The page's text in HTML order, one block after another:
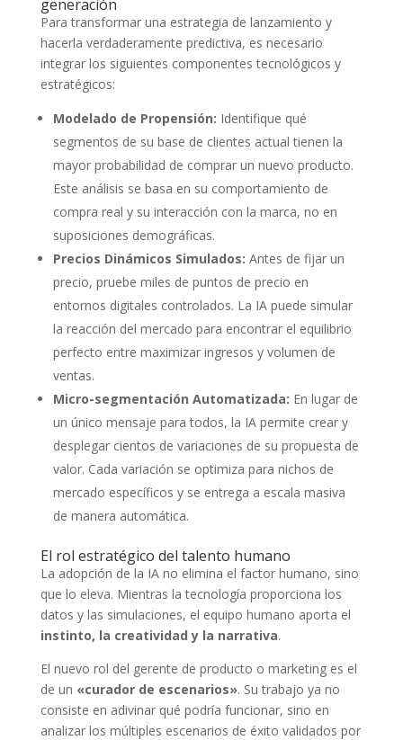
generación
Para transformar una estrategia de lanzamiento y
hacerla verdaderamente predictiva, es necesario
integrar los siguientes componentes tecnológicos y
estratégicos:
Modelado de Propensión: Identifique qué
segmentos de su base de clientes actual tienen la
mayor probabilidad de comprar un nuevo producto.
Este análisis se basa en su comportamiento de
compra real y su interacción con la marca, no en
suposiciones demográficas.
Precios Dinámicos Simulados: Antes de fijar un
precio, pruebe miles de puntos de precio en
entornos digitales controlados. La IA puede simular
la reacción del mercado para encontrar el equilibrio
perfecto entre maximizar ingresos y volumen de
ventas.
Micro-segmentación Automatizada: En lugar de
un único mensaje para todos, la IA permite crear y
desplegar cientos de variaciones de su propuesta de
valor. Cada variación se optimiza para nichos de
mercado específicos y se entrega a escala masiva
de manera automática.
El rol estratégico del talento humano
La adopción de la IA no elimina el factor humano, sino
que lo eleva. Mientras la tecnología proporciona los
datos y las simulaciones, el equipo humano aporta el
instinto, la creatividad y la narrativa.
El nuevo rol del gerente de producto o marketing es el
de un «curador de escenarios». Su trabajo ya no
consiste en adivinar qué podría funcionar, sino en
analizar los múltiples escenarios de éxito validados por